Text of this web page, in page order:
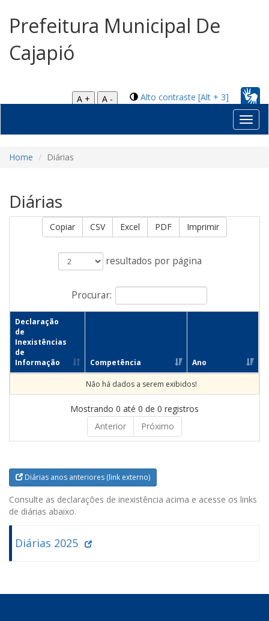
Prefeitura Municipal De
Cajapió
Alto contraste [Alt + 3]
A +
A -
Home Diárias
Diárias
Copiar CSV Excel PDF Imprimir
resultados por página
Procurar:
Declaração
de
Inexistências
de
Informação
Competência Ano
Não há dados a serem exibidos!
Mostrando 0 até 0 de 0 registros
Anterior
Próximo
Diárias anos anteriores (link externo)
Consulte as declarações de inexistência acima e acesse os links
de diárias abaixo.
Diárias 2025